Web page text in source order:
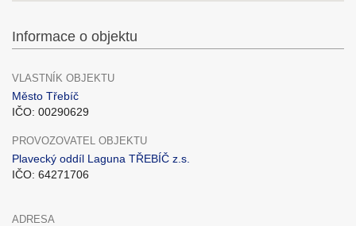
Informace o objektu
VLASTNÍK OBJEKTU
Město Třebíč
IČO: 00290629
PROVOZOVATEL OBJEKTU
Plavecký oddíl Laguna TŘEBÍČ z.s.
IČO: 64271706
ADRESA